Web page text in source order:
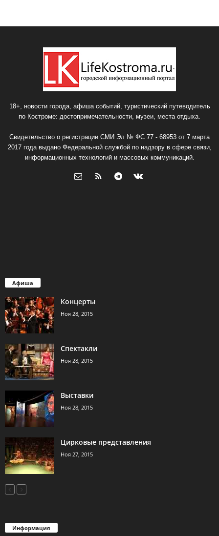
18+, новости города, афиша событий, туристический путеводитель
по Костроме: достопримечательности, музеи, места отдыха.
Свидетельство о регистрации СМИ Эл № ФС 77 - 68953 от 7 марта
2017 года выдано Федеральной службой по надзору в сфере связи,
информационных технологий и массовых коммуникаций.
Афиша
Концерты
Ноя 28, 2015
Спектакли
Ноя 28, 2015
Выставки
Ноя 28, 2015
Цирковые представления
Ноя 27, 2015
Информация